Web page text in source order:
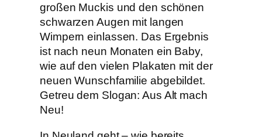
großen Muckis und den schönen
schwarzen Augen mit langen
Wimpern einlassen. Das Ergebnis
ist nach neun Monaten ein Baby,
wie auf den vielen Plakaten mit der
neuen Wunschfamilie abgebildet.
Getreu dem Slogan: Aus Alt mach
Neu!